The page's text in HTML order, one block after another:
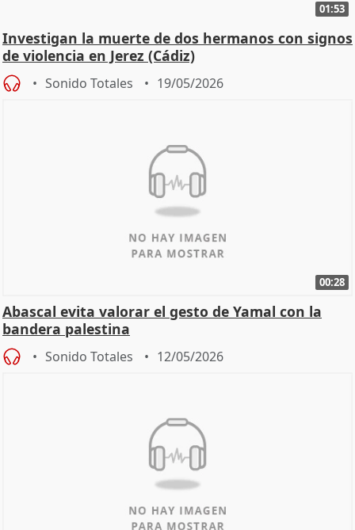
01:53
Investigan la muerte de dos hermanos con signos
de violencia en Jerez (Cádiz)
Sonido Totales 19/05/2026
00:28
Abascal evita valorar el gesto de Yamal con la
bandera palestina
Sonido Totales 12/05/2026